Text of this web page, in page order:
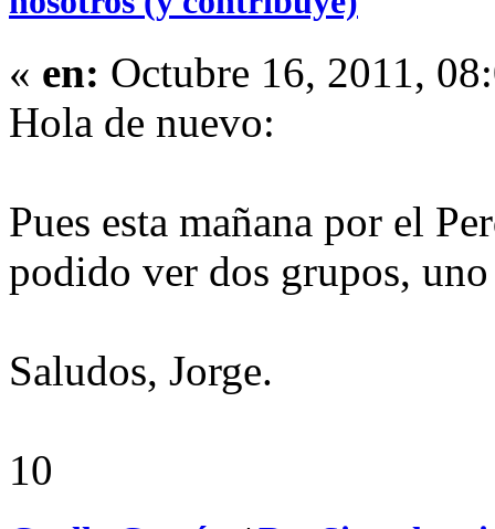
« en: Octubre 16, 2011,
Hola de nuevo:
Pues esta mañana por el
podido ver dos grupos,
Saludos, Jorge.
10